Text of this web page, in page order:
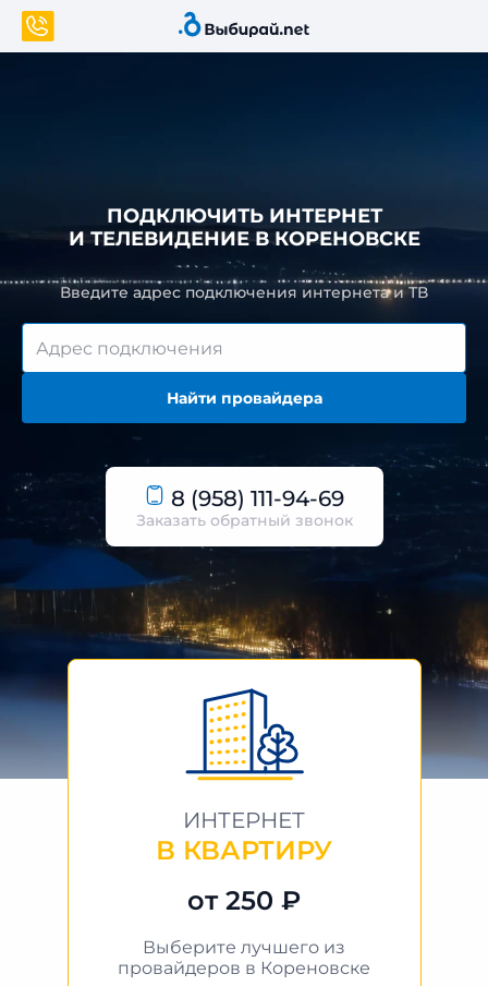
ПОДКЛЮЧИТЬ ИНТЕРНЕТ
И ТЕЛЕВИДЕНИЕ В КОРЕНОВСКЕ
Введите адрес подключения интернета и ТВ
Найти провайдера
8 (958) 111-94-69
Заказать обратный звонок
ИНТЕРНЕТ
В КВАРТИРУ
от 250 ₽
Выберите лучшего из
провайдеров в Кореновске